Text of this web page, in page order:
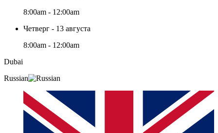
8:00am - 12:00am
Четверг - 13 августа
8:00am - 12:00am
Dubai
Russian